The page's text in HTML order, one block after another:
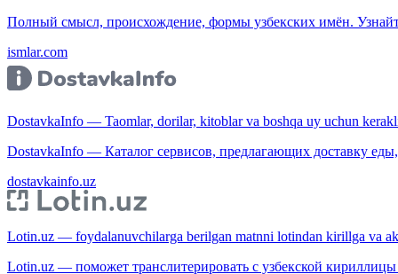
Полный смысл, происхождение, формы узбекских имён.
ismlar.com
DostavkaInfo — Taomlar, dorilar, kitoblar va boshqa uy uchun
DostavkaInfo — Каталог сервисов, предлагающих доставку
dostavkainfo.uz
Lotin.uz — foydalanuvchilarga berilgan matnni lotindan kirillga va
Lotin.uz — поможет транслитерировать с узбекской